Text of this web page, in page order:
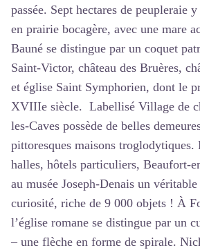
passée. Sept hectares de peupleraie
en prairie bocagère, avec une mare
Bauné se distingue par un coquet
Saint-Victor, château des Bruères,
et église Saint Symphorien, dont le
XVIIIe siècle. Labellisé Village de
les-Caves possède de belles
pittoresques maisons troglodytiques.
halles, hôtels particuliers, Beaufort-
au musée Joseph-Denais un
curiosité, riche de 9 000 objets ! À
l’église romane se distingue par un
– une flèche en forme de spirale.